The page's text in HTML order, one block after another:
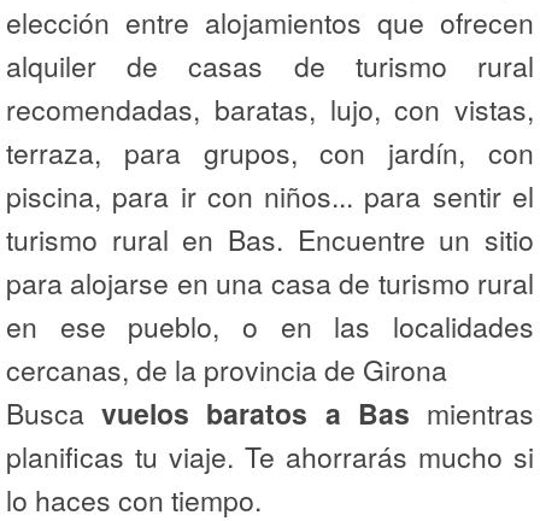
elección entre alojamientos que ofrecen
alquiler de casas de turismo rural
recomendadas, baratas, lujo, con vistas,
terraza, para grupos, con jardín, con
piscina, para ir con niños... para sentir el
turismo rural en Bas. Encuentre un sitio
para alojarse en una casa de turismo rural
en ese pueblo, o en las localidades
cercanas, de la provincia de Girona
Buscavuelos baratos a Bas mientras
planificas tu viaje. Te ahorrarás mucho si
lo haces con tiempo.